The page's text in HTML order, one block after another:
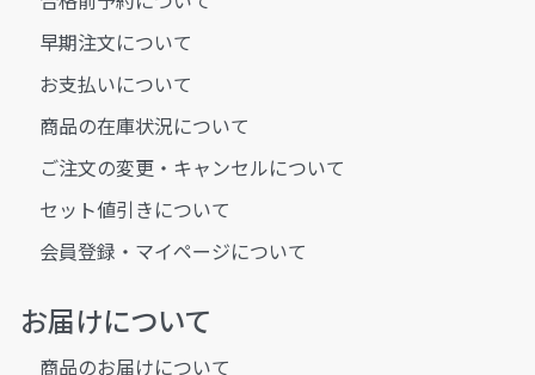
早期注文について
お支払いについて
商品の在庫状況について
ご注文の変更・キャンセルについて
セット値引きについて
会員登録・マイページについて
お届けについて
商品のお届けについて